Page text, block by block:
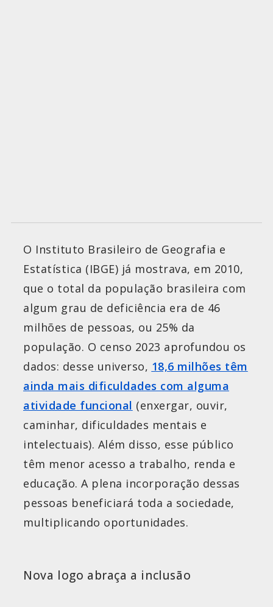
O Instituto Brasileiro de Geografia e
Estatística (IBGE) já mostrava, em 2010,
que o total da população brasileira com
algum grau de deficiência era de 46
milhões de pessoas, ou 25% da
população. O censo 2023 aprofundou os
dados: desse universo, 18,6 milhões têm
ainda mais dificuldades com alguma
atividade funcional (enxergar, ouvir,
caminhar, dificuldades mentais e
intelectuais). Além disso, esse público
têm menor acesso a trabalho, renda e
educação. A plena incorporação dessas
pessoas beneficiará toda a sociedade,
multiplicando oportunidades.
Nova logo abraça a inclusão